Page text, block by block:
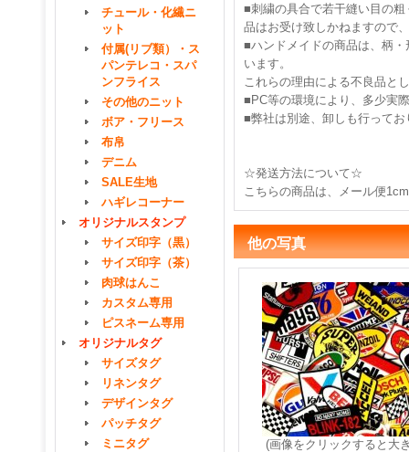
チュール・化繊ニ
ット
付属(リブ類）・ス
パンテレコ・スパ
ンフライス
その他のニット
ボア・フリース
布帛
デニム
SALE生地
ハギレコーナー
オリジナルスタンプ
サイズ印字（黒）
サイズ印字（茶）
肉球はんこ
カスタム専用
ピスネーム専用
オリジナルタグ
サイズタグ
リネンタグ
デザインタグ
パッチタグ
ミニタグ
■刺繍の具合で若干縫い目の
品はお受け致しかねますので
■ハンドメイドの商品は、柄
います。
これらの理由による不良品と
■PC等の環境により、多少実
■弊社は別途、卸しも行って
☆発送方法について☆
こちらの商品は、メール便
他の写真
(画像をクリックすると大